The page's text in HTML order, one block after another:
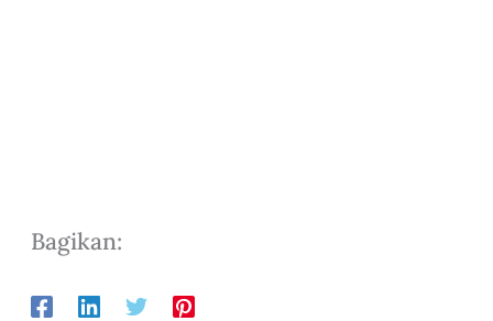
Bagikan: